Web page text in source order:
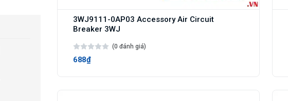
3WJ9111-0AP03 Accessory Air Circuit
Breaker 3WJ
(0 đánh giá)
688₫